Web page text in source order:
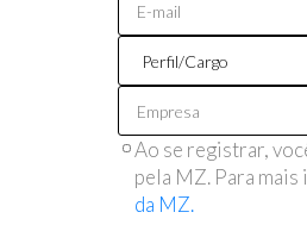
Ao se registrar,
pela MZ. Para
da MZ.